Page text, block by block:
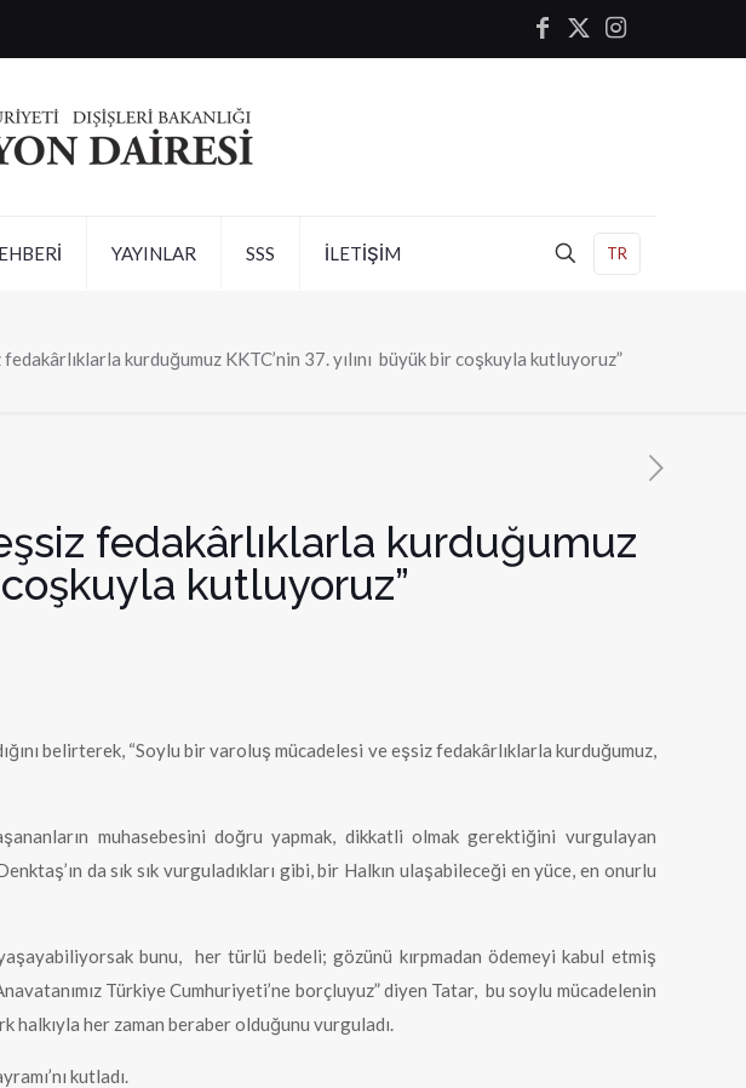
YAYINLAR SSS İLETİŞİM TR
kurduğumuz KKTC’nin 37. yılını büyük bir coşkuyla kutluyoruz”
fedakârlıklarla kurduğumuz
coşkuyla kutluyoruz”
belirterek, “Soylu bir varoluş mücadelesi ve eşsiz fedakârlıklarla kurduğumuz,
muhasebesini doğru yapmak, dikkatli olmak gerektiğini vurgulayan
da sık sık vurguladıkları gibi, bir Halkın ulaşabileceği en yüce, en onurlu
bunu, her türlü bedeli; gözünü kırpmadan ödemeyi kabul etmiş
Türkiye Cumhuriyeti’ne borçluyuz” diyen Tatar, bu soylu mücadelenin
halkıyla her zaman beraber olduğunu vurguladı.
kutladı.